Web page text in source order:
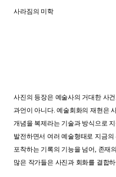
사라짐의 미학
사진의 등장은 예술사의 거대한 사
과언이
아니다.예술회화의 재현은
개념을 복제라는 기술과 방식으로
발전하면서 여러 예술형태로 지금의
포착하는 기록의 기능을 넘어 존재의
많은 작가들은 사진과 회화를 결합하